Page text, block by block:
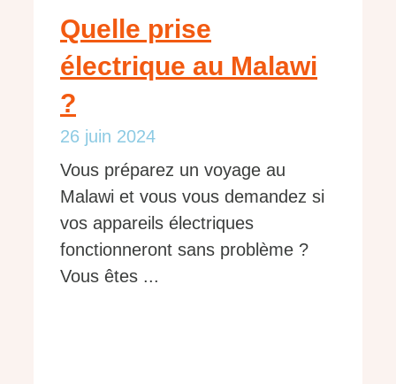
Quelle prise
électrique au Malawi
?
26 juin 2024
Vous préparez un voyage au
Malawi et vous vous demandez si
vos appareils électriques
fonctionneront sans problème ?
Vous êtes ...